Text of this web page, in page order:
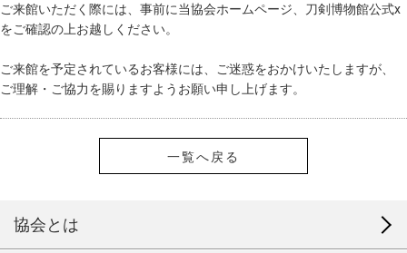
ご来館いただく際には、事前に当協会ホームページ、刀剣博物館公式x
をご確認の上お越しください。
ご来館を予定されているお客様には、ご迷惑をおかけいたしますが、
ご理解・ご協力を賜りますようお願い申し上げます。
一覧へ戻る
協会とは